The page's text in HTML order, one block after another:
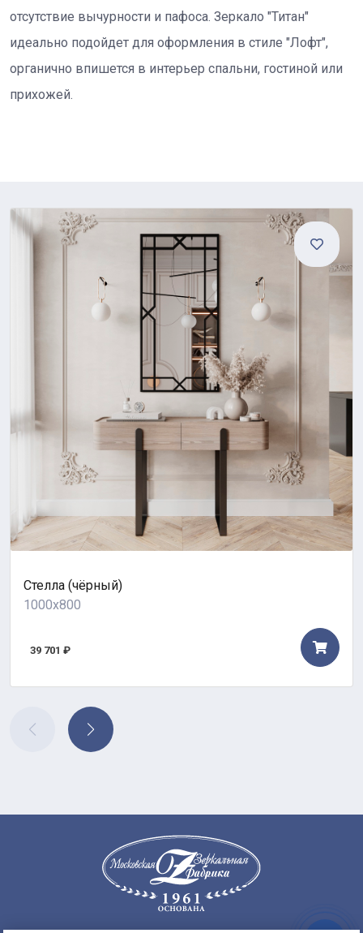
8
отсутствие вычурности и пафоса. Зеркало "Титан"
идеально подойдет для оформления в стиле "Лофт",
органично впишется в интерьер спальни, гостиной или
прихожей.
Стелла (чёрный)
1000x800
39 701 ₽
Заказать